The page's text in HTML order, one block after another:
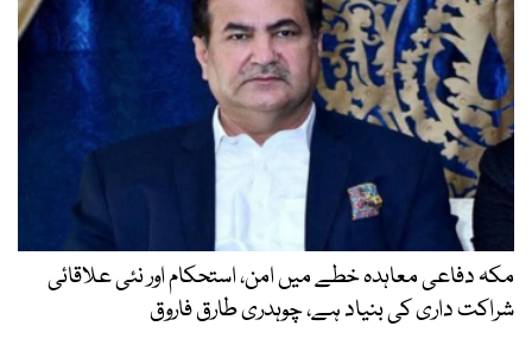
مکہ دفاعی معاہدہ خطے میں امن، استحکام اور نئی علاقائی
شراکت داری کی بنیاد ہے، چوہدری طارق فاروق